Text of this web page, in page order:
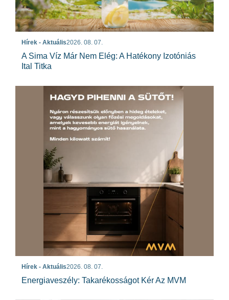
Hírek - Aktuális2026. 08. 07.
A Sima Víz Már Nem Elég: A Hatékony Izotóniás
Ital Titka
Hírek - Aktuális2026. 08. 07.
Energiaveszély: Takarékosságot Kér Az MVM